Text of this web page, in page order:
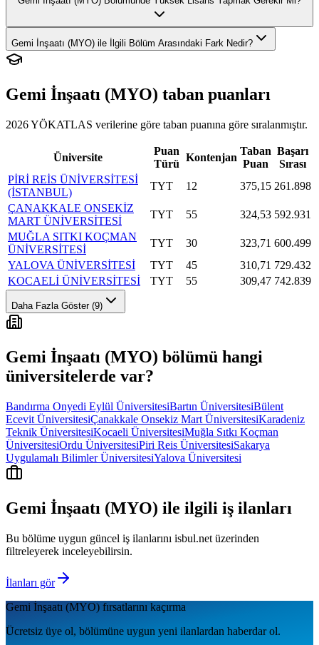
Gemi İnşaatı (MYO) ile İlgili Bölüm Arasındaki Fark Nedir?
Gemi İnşaatı (MYO) taban puanları
2026 YÖKATLAS verilerine göre taban puanına göre sıralanmıştır.
Üniversite
Puan
Türü
Kontenjan
Taban
Puan
Başarı
Sırası
PİRİ REİS ÜNİVERSİTESİ
(İSTANBUL)
TYT 12 375,15 261.898
ÇANAKKALE ONSEKİZ
MART ÜNİVERSİTESİ
TYT 55 324,53 592.931
MUĞLA SITKI KOÇMAN
ÜNİVERSİTESİ
TYT 30 323,71 600.499
YALOVA ÜNİVERSİTESİ
TYT 45 310,71 729.432
KOCAELİ ÜNİVERSİTESİ
TYT 55 309,47 742.839
Daha Fazla Göster (9)
Gemi İnşaatı (MYO) bölümü hangi
üniversitelerde var?
Bandırma Onyedi Eylül ÜniversitesiBartın ÜniversitesiBülent
Ecevit ÜniversitesiÇanakkale Onsekiz Mart ÜniversitesiKaradeniz
Teknik ÜniversitesiKocaeli ÜniversitesiMuğla Sıtkı Koçman
ÜniversitesiOrdu ÜniversitesiPiri Reis ÜniversitesiSakarya
Uygulamalı Bilimler ÜniversitesiYalova Üniversitesi
Gemi İnşaatı (MYO) ile ilgili iş ilanları
Bu bölüme uygun güncel iş ilanlarını isbul.net üzerinden
filtreleyerek inceleyebilirsin.
İlanları gör
Gemi İnşaatı (MYO) fırsatlarını kaçırma
Ücretsiz üye ol, bölümüne uygun yeni ilanlardan haberdar ol.